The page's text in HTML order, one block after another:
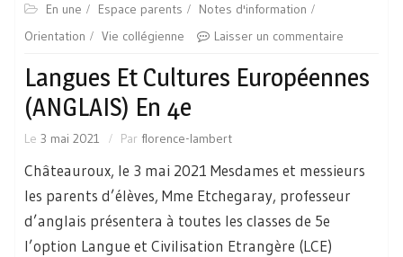
En une Espace parents
Notes d'information
Orientation
Vie collégienne Laisser un commentaire
Langues Et Cultures Européennes
(ANGLAIS) En 4e
Le 3 mai 2021 Par florence-lambert
Châteauroux, le 3 mai 2021 Mesdames et messieurs
les parents d’élèves, Mme Etchegaray, professeur
d’anglais présentera à toutes les classes de 5e
l’option Langue et Civilisation Etrangère (LCE)